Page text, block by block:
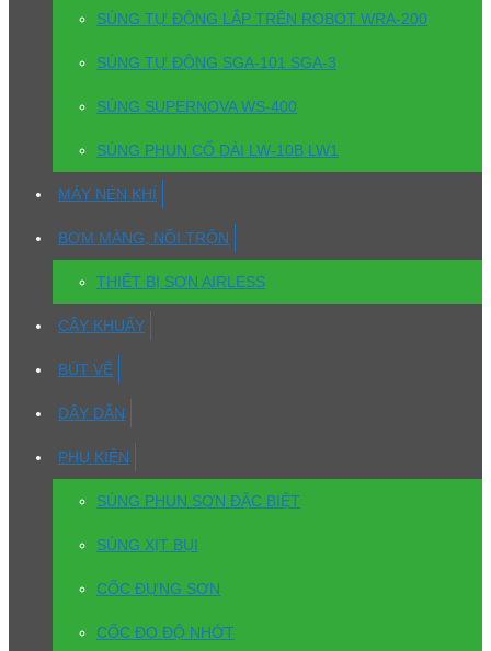
SÚNG TỰ ĐỘNG LẮP TRÊN ROBOT WRA-200
SÚNG TỰ ĐỘNG SGA-101 SGA-3
SÚNG SUPERNOVA WS-400
SÚNG PHUN CỔ DÀI LW-10B LW1
MÁY NÉN KHÍ
BƠM MÀNG, NỒI TRỘN
THIẾT BỊ SƠN AIRLESS
CÂY KHUẤY
BÚT VẼ
DÂY DẪN
PHỤ KIỆN
SÚNG PHUN SƠN ĐẶC BIỆT
SÚNG XỊT BỤI
CỐC ĐỰNG SƠN
CỐC ĐO ĐỘ NHỚT